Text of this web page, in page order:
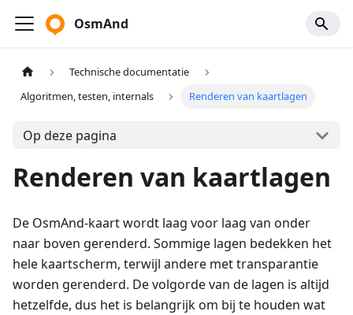
OsmAnd
Technische documentatie
Algoritmen, testen, internals
Renderen van kaartlagen
Op deze pagina
Renderen van kaartlagen
De OsmAnd-kaart wordt laag voor laag van onder
naar boven gerenderd. Sommige lagen bedekken het
hele kaartscherm, terwijl andere met transparantie
worden gerenderd. De volgorde van de lagen is altijd
hetzelfde, dus het is belangrijk om bij te houden wat